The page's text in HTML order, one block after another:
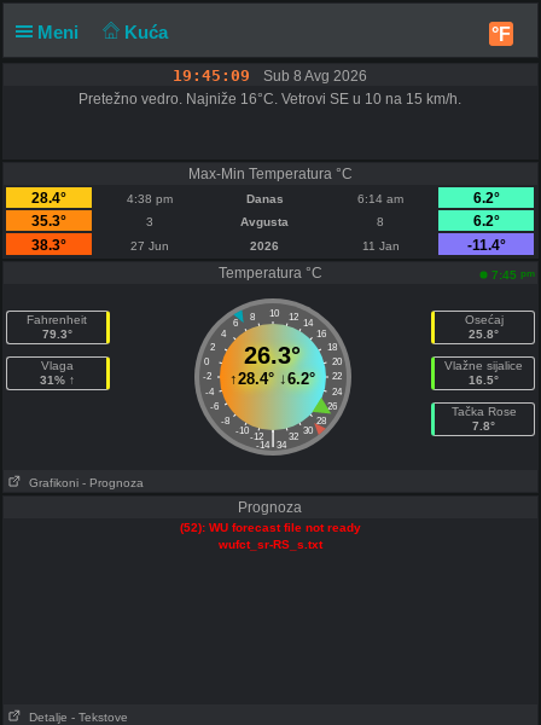
Meni Kuća °F
19:45:09
Sub 8 Avg 2026
Pretežno vedro. Najniže 16°C. Vetrovi SE u 10 na 15 km/h.
Max-Min Temperatura °C
28.4°
4:38 pm Danas 6:14 am
6.2°
35.3°
3 Avgusta 8
6.2°
38.3°
27 Jun 2026 11 Jan
-11.4°
Temperatura °C
7:45 pm
Fahrenheit
79.3°
Vlaga
31% ↑
10
8 12
6
14
4
16
2
18
0
20
-2
22
-4
24
-6
26
-8
28
-10
30
-12 32
|
-14 34
26.3°
↑28.4° ↓6.2°
Osećaj
25.8°
Vlažne sijalice
16.5°
Tačka Rose
7.8°
Grafikoni - Prognoza
Prognoza
(52): WU forecast file not ready
wufct_sr-RS_s.txt
Detalje - Tekstove